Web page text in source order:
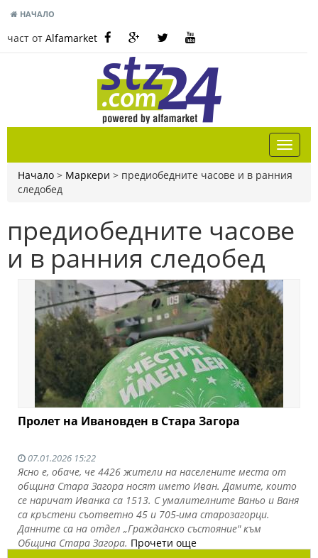
НАЧАЛО
част от Alfamarket
Начало > Маркери > предиобедните часове и в ранния
следобед
предиобедните часове
и в ранния следобед
Пролет на Ивановден в Стара Загора
07.01.2026 15:22
Ясно е, обаче, че 4426 жители на населените места от
община Стара Загора носят името Иван. Дамите, които
се наричат Иванка са 1513. С умалителните Ваньо и Ваня
са кръстени съответно 45 и 705-има старозагорци.
Данните са на отдел „Гражданско състояние" към
Община Стара Загора. Прочети още